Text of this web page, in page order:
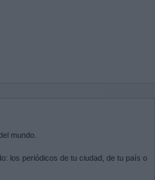
mundo.
los periódicos de tu ciudad, de tu país o